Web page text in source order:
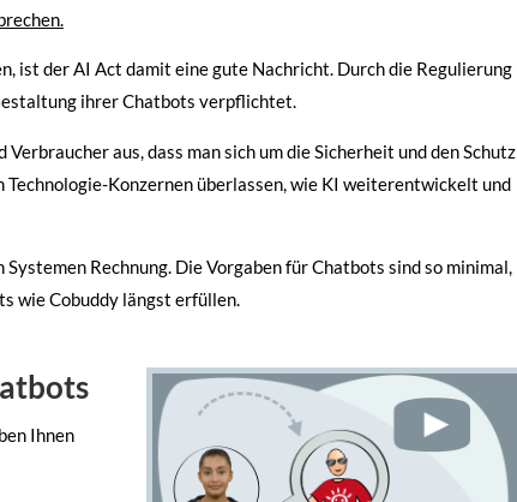
ist der AI Act damit eine gute Nachricht. Durch die Regulierung
ihrer Chatbots verpflichtet.
aus, dass man sich um die Sicherheit und den Schutz
Konzernen überlassen, wie KI weiterentwickelt und
Rechnung. Die Vorgaben für Chatbots sind so minimal,
wie Cobuddy längst erfüllen.
Ihnen